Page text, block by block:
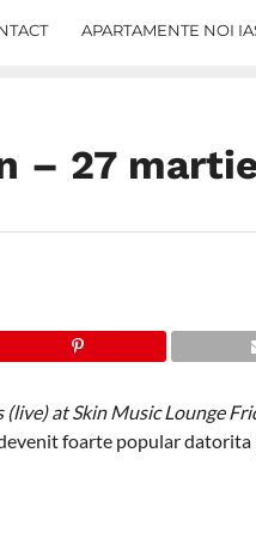
APARTAMENTE NOI
– 27
at Skin Music Lounge
foarte popular datorita